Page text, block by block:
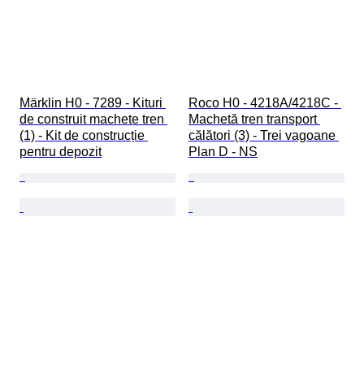
Märklin H0 - 7289 - Kituri
de construit machete tren
(1) - Kit de construcție
pentru depozit
Roco H0 - 4218A/4218C -
Machetă tren transport
călători (3) - Trei vagoane
Plan D - NS